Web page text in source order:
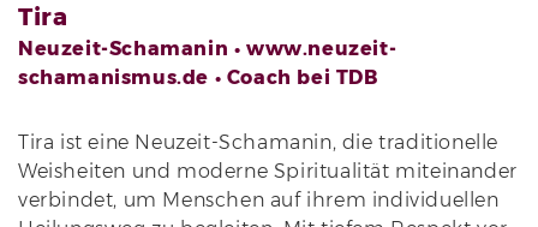
Tira
Neuzeit-Schamanin • www.neuzeit-
schamanismus.de • Coach bei TDB
Tira ist eine Neuzeit-Schamanin, die traditionelle
Weisheiten und moderne Spiritualität miteinander
verbindet, um Menschen auf ihrem individuellen